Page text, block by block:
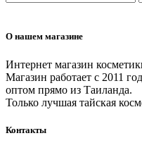
О нашем магазине
Интернет магазин
Магазин работает с 2011
оптом прямо из Таиланда.
Только лучшая тайская
Контакты